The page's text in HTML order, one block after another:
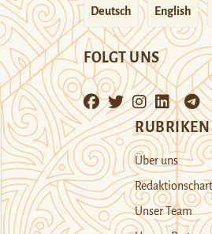
Deutsch English
FOLGT UNS
RUBRIKEN
Über uns
Unser Team